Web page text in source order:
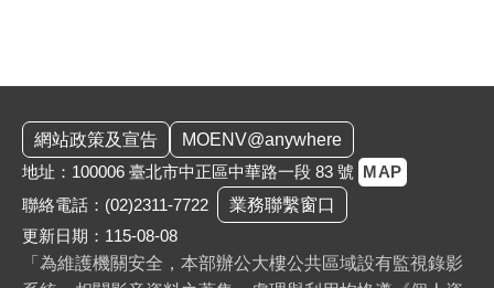
網站政策及宣告
MOENV@anywhere
地址：100006 臺北市中正區中華路一段 83 號 MAP
聯絡電話： (02)2311-7722
業務聯繫窗口
更新日期：115-08-08
「為維護機關安全，本部辦公大樓公共區域設有監視錄影